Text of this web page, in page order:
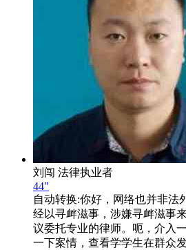
刘闯 法律执业者
44"
自动转换:你好，网络也并非法
经以寻衅滋事，涉嫌寻衅滋事
议委托专业的律师。呃，介入
一下案情，查看学学生在群众